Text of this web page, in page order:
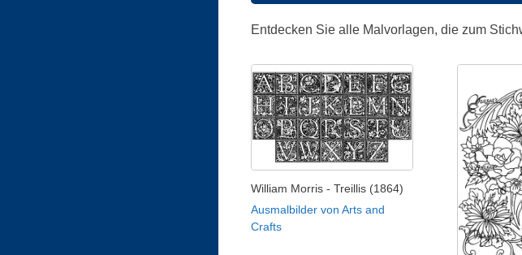
Entdecken Sie alle Malvorlagen, die zum
William Morris - Treillis (1864)
Ausmalbilder von Arts and
Crafts